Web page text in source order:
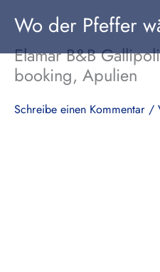
Inhalt
springen
Wo der Pfeffer
Elamar B&B
booking, Apulien
Schreibe einen Kommentar /